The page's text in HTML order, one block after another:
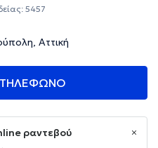
5457
Αττική
ραντεβού